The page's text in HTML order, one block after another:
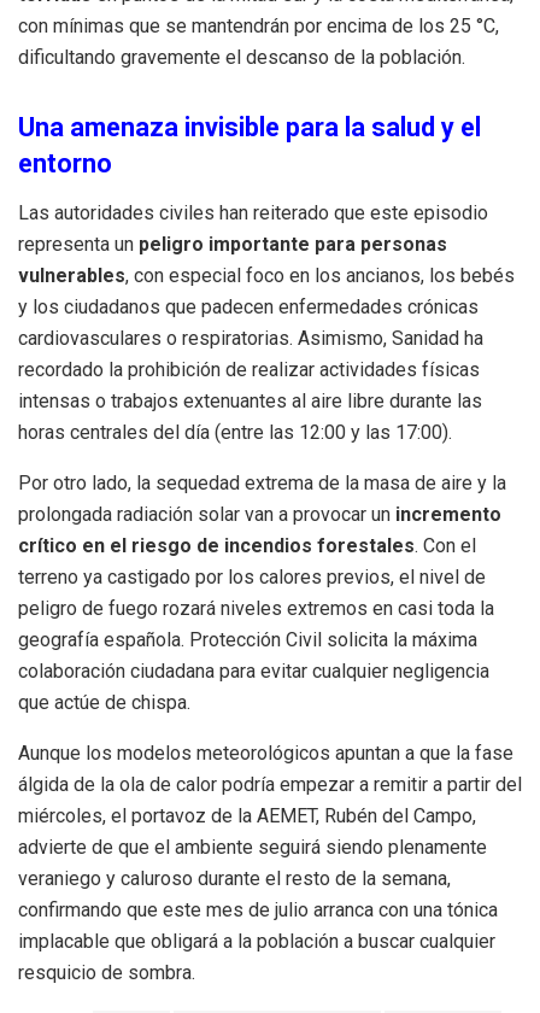
con mínimas que se mantendrán por encima de los 25 °C,
dificultando gravemente el descanso de la población.
Una amenaza invisible para la salud y el
entorno
Las autoridades civiles han reiterado que este episodio
representa un peligro importante para personas
vulnerables, con especial foco en los ancianos, los bebés
y los ciudadanos que padecen enfermedades crónicas
cardiovasculares o respiratorias. Asimismo, Sanidad ha
recordado la prohibición de realizar actividades físicas
intensas o trabajos extenuantes al aire libre durante las
horas centrales del día (entre las 12:00 y las 17:00).
Por otro lado, la sequedad extrema de la masa de aire y la
prolongada radiación solar van a provocar un incremento
crítico en el riesgo de incendios forestales. Con el
terreno ya castigado por los calores previos, el nivel de
peligro de fuego rozará niveles extremos en casi toda la
geografía española. Protección Civil solicita la máxima
colaboración ciudadana para evitar cualquier negligencia
que actúe de chispa.
Aunque los modelos meteorológicos apuntan a que la fase
álgida de la ola de calor podría empezar a remitir a partir del
miércoles, el portavoz de la AEMET, Rubén del Campo,
advierte de que el ambiente seguirá siendo plenamente
veraniego y caluroso durante el resto de la semana,
confirmando que este mes de julio arranca con una tónica
implacable que obligará a la población a buscar cualquier
resquicio de sombra.